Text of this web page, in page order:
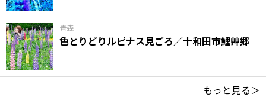
青森
色とりどりルピナス見ごろ／十和田市鯉艸郷
もっと見る＞